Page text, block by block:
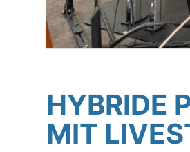
HYBRIDE
MIT